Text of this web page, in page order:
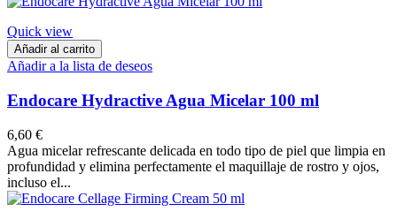
Quick view
Añadir al carrito
Añadir a la lista de deseos
Endocare Hydractive Agua Micelar 100 ml
6,60 €
Agua micelar refrescante delicada en todo tipo de piel que limpia en
profundidad y elimina perfectamente el maquillaje de rostro y ojos,
incluso el...